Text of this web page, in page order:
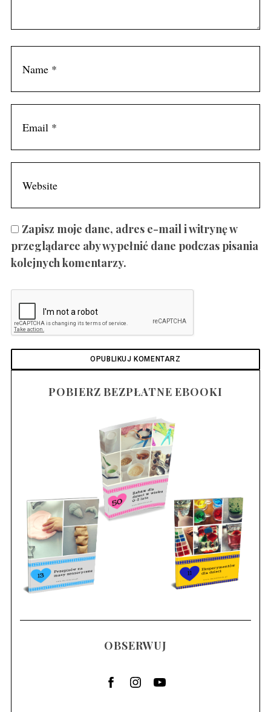
Zapisz moje dane, adres e-mail i witrynę w
przeglądarce aby wypełnić dane podczas pisania
kolejnych komentarzy.
POBIERZ BEZPŁATNE EBOOKI
OBSERWUJ